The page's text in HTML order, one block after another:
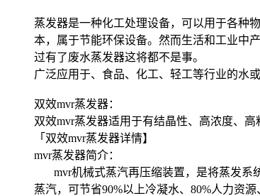
蒸发器是一种化工处理设备，可以用于各种
本，属于节能环保设备。然而生活和工业中
过有了废水蒸发器这将都不是事。
广泛应用于、食品、化工、轻工等行业的水
双效mvr蒸发器：
双效mvr蒸发器适用于有结晶性、高浓度、
「双效mvr蒸发器详情】
mvr蒸发器简介：
mvr机械式蒸汽再压缩装置，是将蒸发系
蒸汽，可节省90%以上冷凝水、80%人力资源